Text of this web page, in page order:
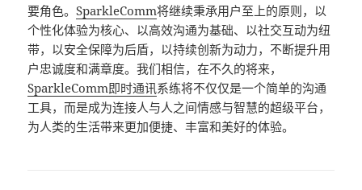
要角色。SparkleComm将继续秉承用户至上的原则，以
个性化体验为核心、以高效沟通为基础、以社交互动为纽
带，以安全保障为后盾，以持续创新为动力，不断提升用
户忠诚度和满章度。我们相信，在不久的将来，
SparkleComm即时通讯系练将不仅仅是一个简单的沟通
工具，而是成为连接人与人之间情感与智慧的超级平台，
为人类的生活带来更加便捷、丰富和美好的体验。